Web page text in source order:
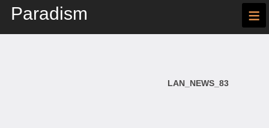
Paradism ≡
LAN_NEWS_83